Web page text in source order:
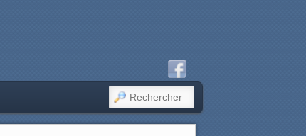
RECHERCHER